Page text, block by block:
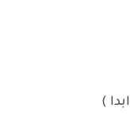
)